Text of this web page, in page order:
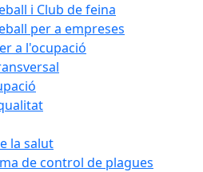
i Club de feina
per a empreses
a l'ocupació
la salut
de control de plagues